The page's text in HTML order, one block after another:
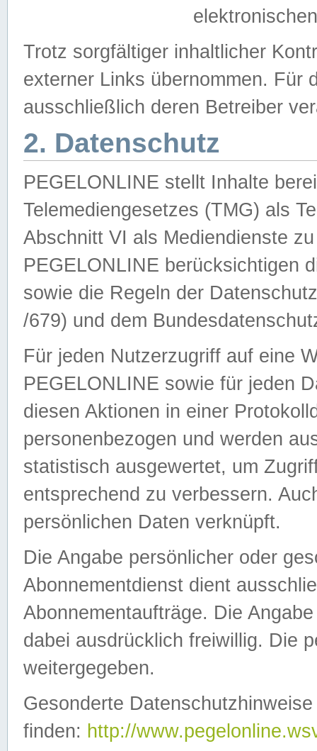
Trotz sorgfältiger inhaltlicher
externer Links übernommen. Für
ausschließlich deren Betreiber
2. Datenschutz
PEGELONLINE stellt Inhalte
Telemediengesetzes (TMG) als
Abschnitt VI als Mediendienste
PEGELONLINE berücksichtigen
sowie die Regeln der
/679) und dem
Für jeden Nutzerzugriff auf eine
PEGELONLINE sowie für jeden
diesen Aktionen in einer
personenbezogen und werden
statistisch ausgewertet, um
entsprechend zu verbessern.
persönlichen Daten verknüpft.
Die Angabe persönlicher oder
Abonnementdienst dient
Abonnementaufträge. Die
dabei ausdrücklich freiwillig. Die
weitergegeben.
Gesonderte
finden: http://